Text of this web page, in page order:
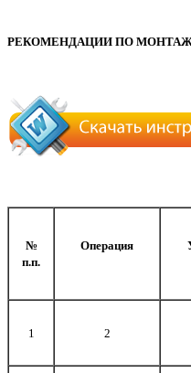
РЕКОМЕНДАЦИИ ПО
№
п.п.
Операция
1 2